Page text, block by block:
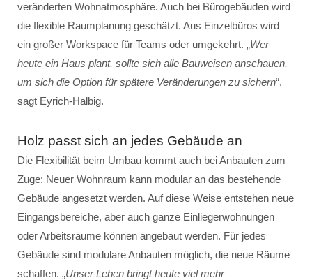
veränderten Wohnatmosphäre. Auch bei Bürogebäuden wird
die flexible Raumplanung geschätzt. Aus Einzelbüros wird
ein großer Workspace für Teams oder umgekehrt. „Wer
heute ein Haus plant, sollte sich alle Bauweisen anschauen,
um sich die Option für spätere Veränderungen zu sichern“,
sagt Eyrich-Halbig.
Holz passt sich an jedes Gebäude an
Die Flexibilität beim Umbau kommt auch bei Anbauten zum
Zuge: Neuer Wohnraum kann modular an das bestehende
Gebäude angesetzt werden. Auf diese Weise entstehen neue
Eingangsbereiche, aber auch ganze Einliegerwohnungen
oder Arbeitsräume können angebaut werden. Für jedes
Gebäude sind modulare Anbauten möglich, die neue Räume
schaffen. „Unser Leben bringt heute viel mehr